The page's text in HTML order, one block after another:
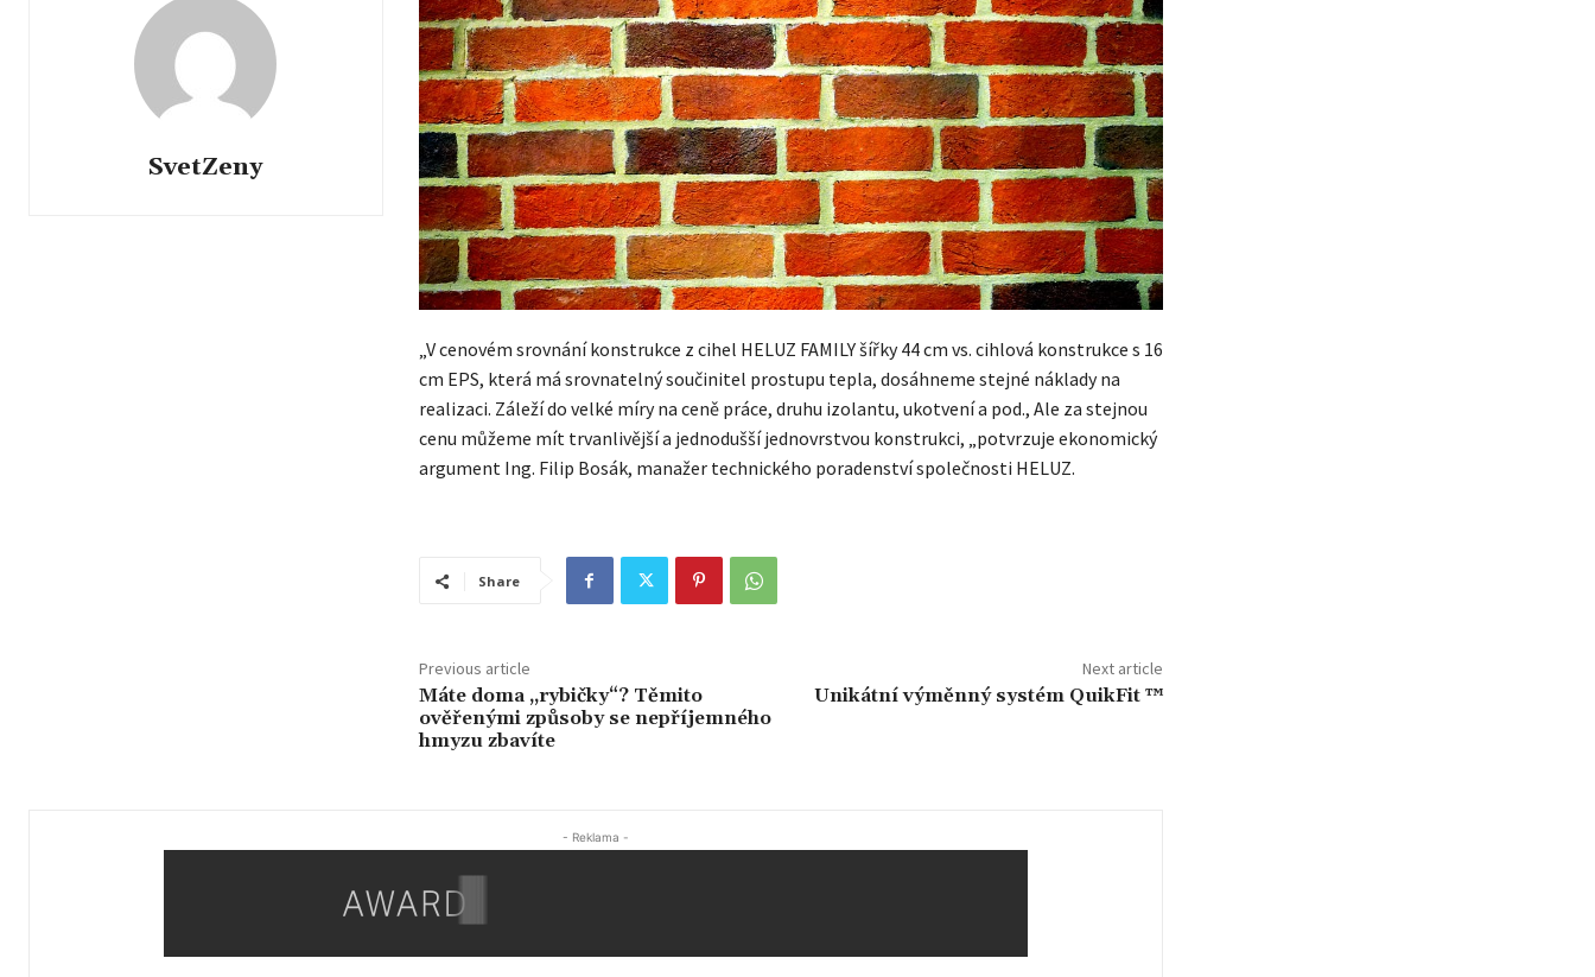
SvetZeny
„V cenovém srovnání konstrukce z cihel HELUZ FAMILY šířky 44 cm vs. cihlová konstrukce s 16
cm EPS, která má srovnatelný součinitel prostupu tepla, dosáhneme stejné náklady na
realizaci. Záleží do velké míry na ceně práce, druhu izolantu, ukotvení a pod., Ale za stejnou
cenu můžeme mít trvanlivější a jednodušší jednovrstvou konstrukci, „potvrzuje ekonomický
argument Ing. Filip Bosák, manažer technického poradenství společnosti HELUZ.
Share
Previous article
Máte doma „rybičky“? Těmito
ověřenými způsoby se nepříjemného
hmyzu zbavíte
Next article
Unikátní výměnný systém QuikFit ™
- Reklama -